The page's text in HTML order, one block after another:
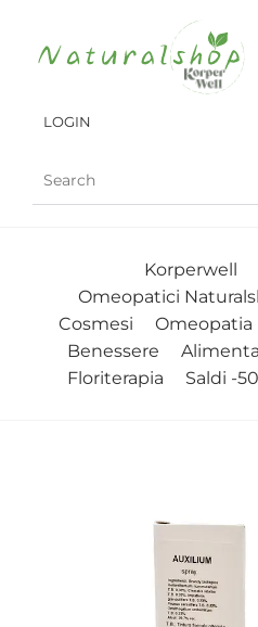
LOGIN
Korperwell
Omeopatici
Cosmesi
Omeopatia
Benessere
Floriterapia
Saldi -